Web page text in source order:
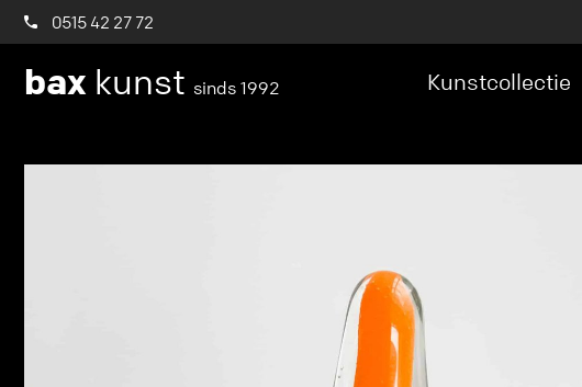
0515 42 27 72
bax kunst sinds 1992 Kunstcollectie